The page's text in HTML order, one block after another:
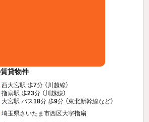
貸物件
西大宮駅 歩7分 （川越線）
指扇駅 歩23分 （川越線）
大宮駅 バス18分 歩9分 （東北新幹線など）
埼玉県さいたま市西区大字指扇